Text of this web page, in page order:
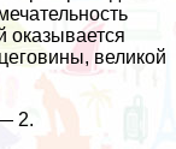
оказывается
великой
2.